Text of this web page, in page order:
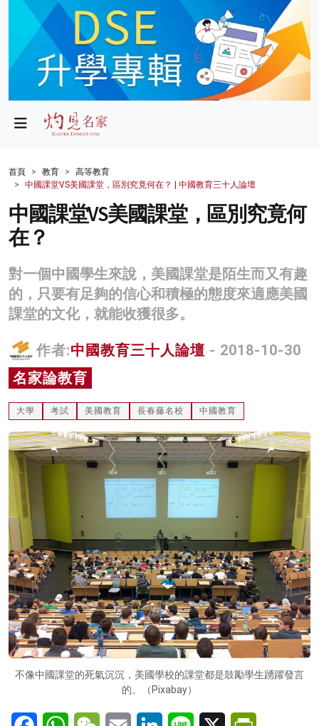
政局
財經
生活
健康
科技
影片
名家榜
灼見活動
首頁 教育
高等教育
中國課堂VS美國課堂，區別究竟何在？ | 中國教育三十人論壇
中國課堂VS美國課堂，區別究竟何
在？
對一個中國學生來說，美國課堂是陌生而又有趣
的，只要有足夠的信心和積極的態度來適應美國
課堂的文化，就能收獲很多。
作者:中國教育三十人論壇 - 2018-10-30
名家論教育
大學 考試 美國教育 長春藤名校 中國教育
不像中國課堂的死氣沉沉，美國學校的課堂都是鼓勵學生踴躍發言
的。（Pixabay）
FacebookWhatsAppWeChatEmail LinkedInLine X